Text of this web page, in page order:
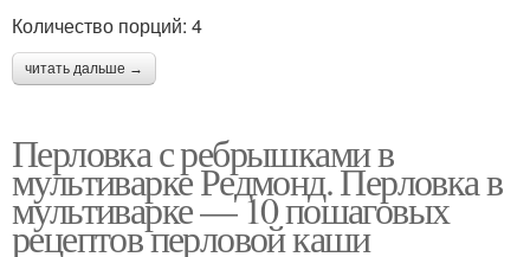
Количество порций: 4
читать дальше →
Перловка с ребрышками в
мультиварке Редмонд. Перловка в
мультиварке — 10 пошаговых
рецептов перловой каши